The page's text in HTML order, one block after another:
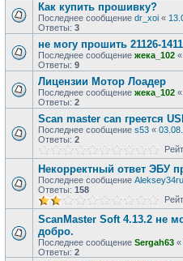
Как купить прошивку?
Последнее сообщение dr_xoi «
Ответы: 3
не могу прошить 21126-
Последнее сообщение жека_102 «
Ответы: 9
Лицензии Мотор Лоадер
Последнее сообщение жека_102 «
Ответы: 2
Scan master can греется
Последнее сообщение s53 «
Ответы: 2
Некорректный ответ ЭБУ
Последнее сообщение
Ответы: 158
ScanMaster Soft 4.13.2 не
добро.
Последнее сообщение Sergah63 «
Ответы: 2